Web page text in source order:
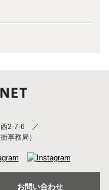
西2-7-6
／
事務局）
お問い合わせ